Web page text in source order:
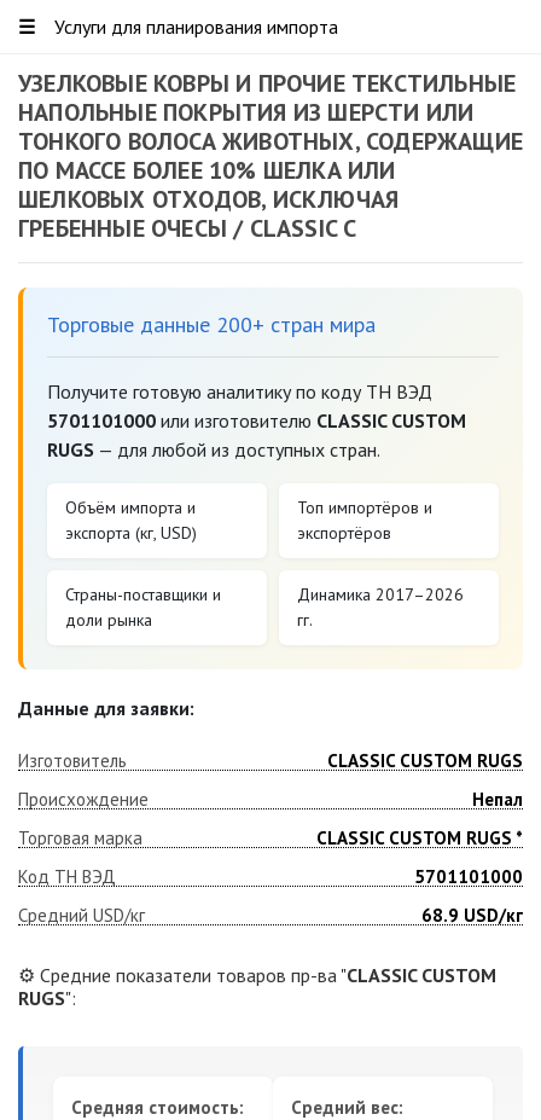
☰ Услуги для планирования импорта
УЗЕЛКОВЫЕ КОВРЫ И ПРОЧИЕ ТЕКСТИЛЬНЫЕ
НАПОЛЬНЫЕ ПОКРЫТИЯ ИЗ ШЕРСТИ ИЛИ
ТОНКОГО ВОЛОСА ЖИВОТНЫХ, СОДЕРЖАЩИЕ
ПО МАССЕ БОЛЕЕ 10% ШЕЛКА ИЛИ
ШЕЛКОВЫХ ОТХОДОВ, ИСКЛЮЧАЯ
ГРЕБЕННЫЕ ОЧЕСЫ / CLASSIC C
Торговые данные 200+ стран мира
Получите готовую аналитику по коду ТН ВЭД
5701101000 или изготовителю CLASSIC CUSTOM
RUGS — для любой из доступных стран.
Объём импорта и
экспорта (кг, USD)
Топ импортёров и
экспортёров
Страны-поставщики и
доли рынка
Динамика 2017–2026
гг.
Данные для заявки:
Изготовитель
CLASSIC CUSTOM RUGS
Происхождение
Непал
Торговая марка
CLASSIC CUSTOM RUGS *
Код ТН ВЭД
5701101000
Средний USD/кг
68.9 USD/кг
⚙️ Средние показатели товаров пр-ва "CLASSIC CUSTOM
RUGS":
Средняя стоимость: Средний вес: